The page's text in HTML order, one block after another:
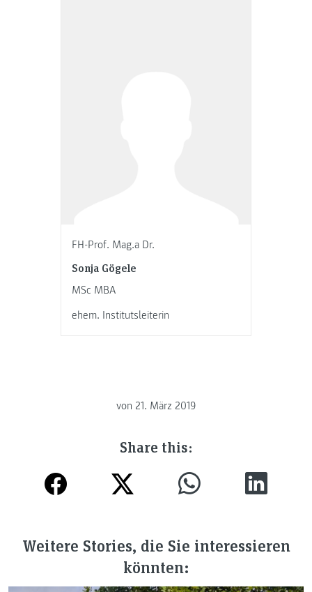
FH-Prof. Mag.a Dr.
Sonja Gögele
MSc MBA
ehem. Institutsleiterin
von 21. März 2019
Share this:
Weitere Stories, die Sie interessieren
könnten: